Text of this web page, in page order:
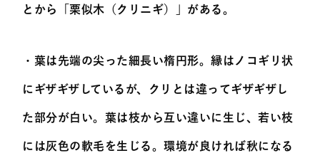
とから「栗似木（クリニギ）」がある。
・葉は先端の尖った細長い楕円形。縁はノコギリ状
にギザギザしているが、クリとは違ってギザギザし
た部分が白い。葉は枝から互い違いに生じ、若い枝
には灰色の軟毛を生じる。環境が良ければ秋になる